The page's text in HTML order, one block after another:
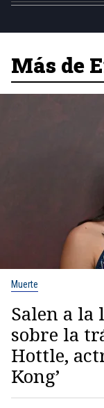
Más de
Muerte
Salen a la
sobre la
Hottle,
Kong’